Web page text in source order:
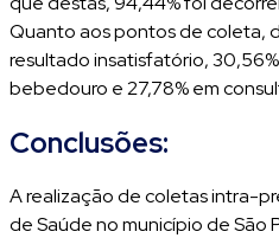
Quanto aos pontos de coleta,
resultado insatisfatório,
bebedouro e 27,78% em
Conclusões:
A realização de coletas intra-
de Saúde no município de São